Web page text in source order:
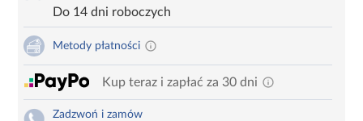
Do 14 dni roboczych
Metody płatności
Kup teraz i zapłać za 30 dni
Zadzwoń i zamów